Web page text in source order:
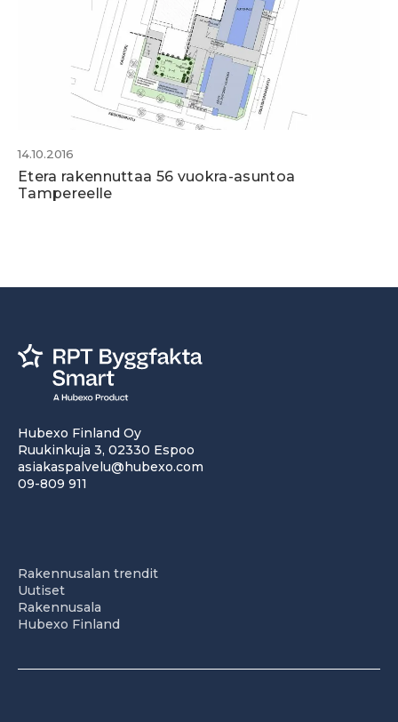
14.10.2016
Etera rakennuttaa 56 vuokra-asuntoa
Tampereelle
Hubexo Finland Oy
Ruukinkuja 3, 02330 Espoo
asiakaspalvelu@hubexo.com
09-809 911
Rakennusalan trendit
Uutiset
Rakennusala
Hubexo Finland